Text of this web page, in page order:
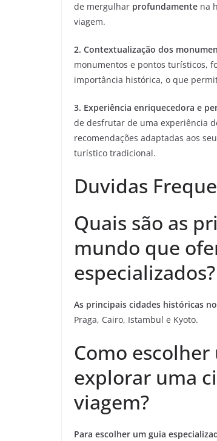
de mergulhar profundamente na
viagem.
2. Contextualização dos
monumentos e pontos turísticos,
importância histórica, o que
3. Experiência enriquecedora e
de desfrutar de uma experiência
recomendações adaptadas aos
turístico tradicional.
Duvidas
Quais são as
mundo que
especializados?
As principais cidades históricas
Praga, Cairo, Istambul e Kyoto.
Como
explorar uma
viagem?
Para escolher um guia